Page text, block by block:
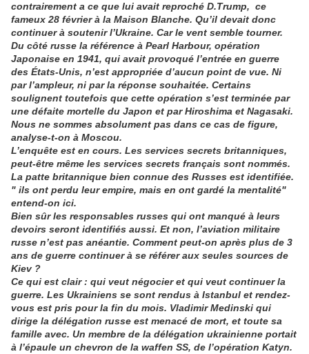
contrairement a ce que lui avait reproché D.Trump, ce
fameux 28 février à la Maison Blanche. Qu’il devait donc
continuer à soutenir l’Ukraine. Car le vent semble tourner.
Du côté russe la référence à Pearl Harbour, opération
Japonaise en 1941, qui avait provoqué l’entrée en guerre
des États-Unis, n’est appropriée d’aucun point de vue. Ni
par l’ampleur, ni par la réponse souhaitée. Certains
soulignent toutefois que cette opération s’est terminée par
une défaite mortelle du Japon et par Hiroshima et Nagasaki.
Nous ne sommes absolument pas dans ce cas de figure,
analyse-t-on à Moscou.
L’enquête est en cours. Les services secrets britanniques,
peut-être même les services secrets français sont nommés.
La patte britannique bien connue des Russes est identifiée.
" ils ont perdu leur empire, mais en ont gardé la mentalité"
entend-on ici.
Bien sûr les responsables russes qui ont manqué à leurs
devoirs seront identifiés aussi. Et non, l’aviation militaire
russe n’est pas anéantie. Comment peut-on après plus de 3
ans de guerre continuer à se référer aux seules sources de
Kiev ?
Ce qui est clair : qui veut négocier et qui veut continuer la
guerre. Les Ukrainiens se sont rendus à Istanbul et rendez-
vous est pris pour la fin du mois. Vladimir Medinski qui
dirige la délégation russe est menacé de mort, et toute sa
famille avec. Un membre de la délégation ukrainienne portait
à l’épaule un chevron de la waffen SS, de l’opération Katyn.